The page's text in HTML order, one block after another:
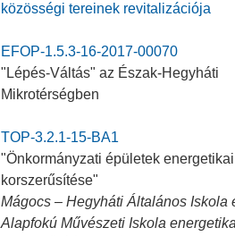
közösségi tereinek revitalizációja
EFOP-1.5.3-16-2017-00070
"Lépés-Váltás" az Észak-Hegyháti
Mikrotérségben
TOP-3.2.1-15-BA1
"Önkormányzati épületek energetikai
korszerűsítése"
Mágocs – Hegyháti Általános Iskola
Alapfokú Művészeti Iskola